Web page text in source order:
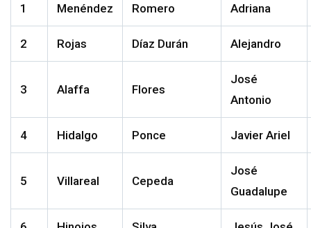
1 Menéndez Romero Adriana
2 Rojas Díaz Durán Alejandro
3 Alaffa Flores
José
Antonio
4 Hidalgo Ponce Javier Ariel
5 Villareal Cepeda
José
Guadalupe